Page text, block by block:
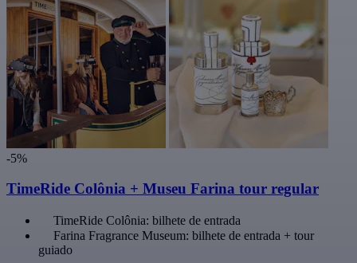
-5%
TimeRide Colônia + Museu Farina tour regular
TimeRide Colônia: bilhete de entrada
Farina Fragrance Museum: bilhete de entrada + tour
guiado